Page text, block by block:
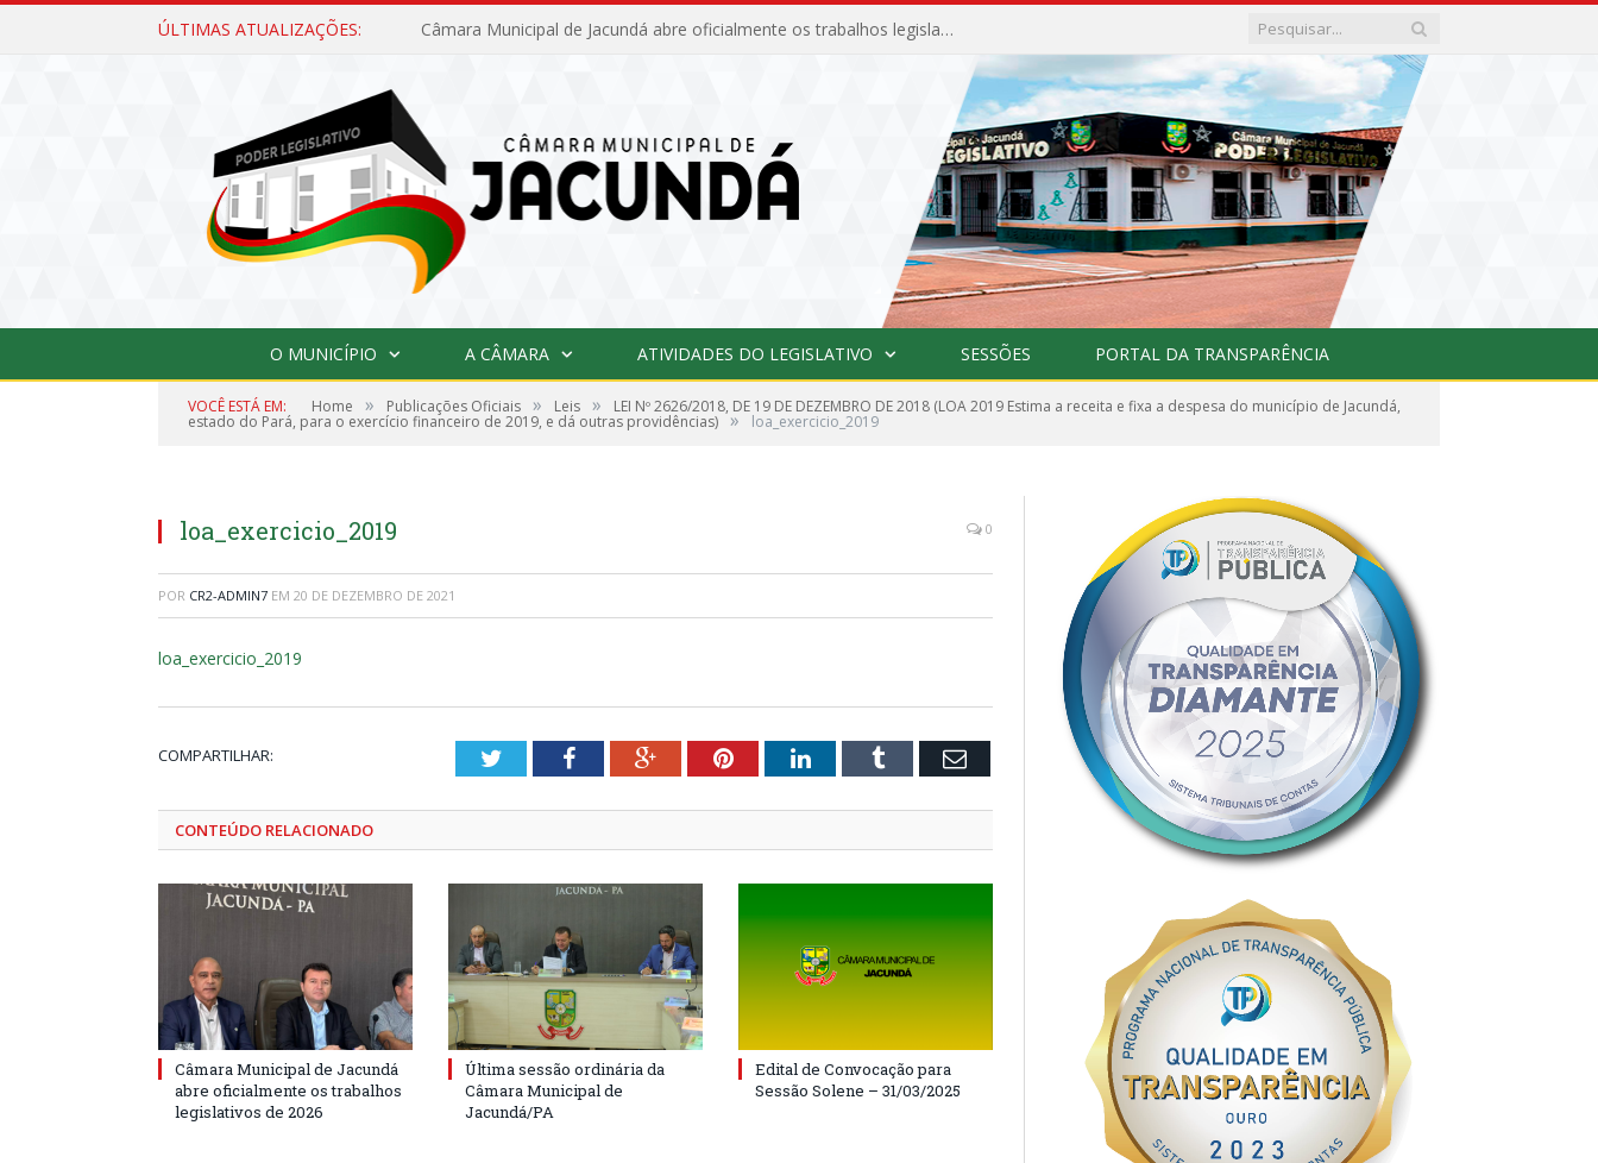
ÚLTIMAS ATUALIZAÇÕES: Câmara Municipal de Jacundá abre oficialmente os trabalhos legislativos de 2026
O MUNICÍPIO A CÂMARA ATIVIDADES DO LEGISLATIVO SESSÕES PORTAL DA TRANSPARÊNCIA
VOCÊ ESTÁ EM: Home » Publicações Oficiais » Leis » LEI Nº 2626/2018, DE 19 DE DEZEMBRO DE 2018 (LOA 2019 Estima a receita e fixa a despesa do município de Jacundá,
estado do Pará, para o exercício financeiro de 2019, e dá outras providências) » loa_exercicio_2019
loa_exercicio_2019 0
POR CR2-ADMIN7 EM 20 DE DEZEMBRO DE 2021
loa_exercicio_2019
COMPARTILHAR: TwitterFacebookGoogle+PinterestLinkedInTumblr Email
CONTEÚDO RELACIONADO
Câmara Municipal de Jacundá
abre oficialmente os trabalhos
legislativos de 2026
Última sessão ordinária da
Câmara Municipal de
Jacundá/PA
Edital de Convocação para
Sessão Solene – 31/03/2025